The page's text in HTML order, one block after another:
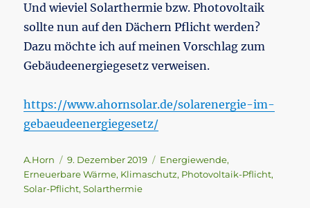
Und wieviel Solarthermie bzw. Photovoltaik
sollte nun auf den Dächern Pflicht werden?
Dazu möchte ich auf meinen Vorschlag zum
Gebäudeenergiegesetz verweisen.
https://www.ahornsolar.de/solarenergie-im-
gebaeudeenergiegesetz/
Autor
A.Horn
Veröffentlicht
am
9. Dezember 2019 Schlagwörter
Energiewende,
Erneuerbare Wärme, Klimaschutz, Photovoltaik-Pflicht,
Solar-Pflicht,Solarthermie